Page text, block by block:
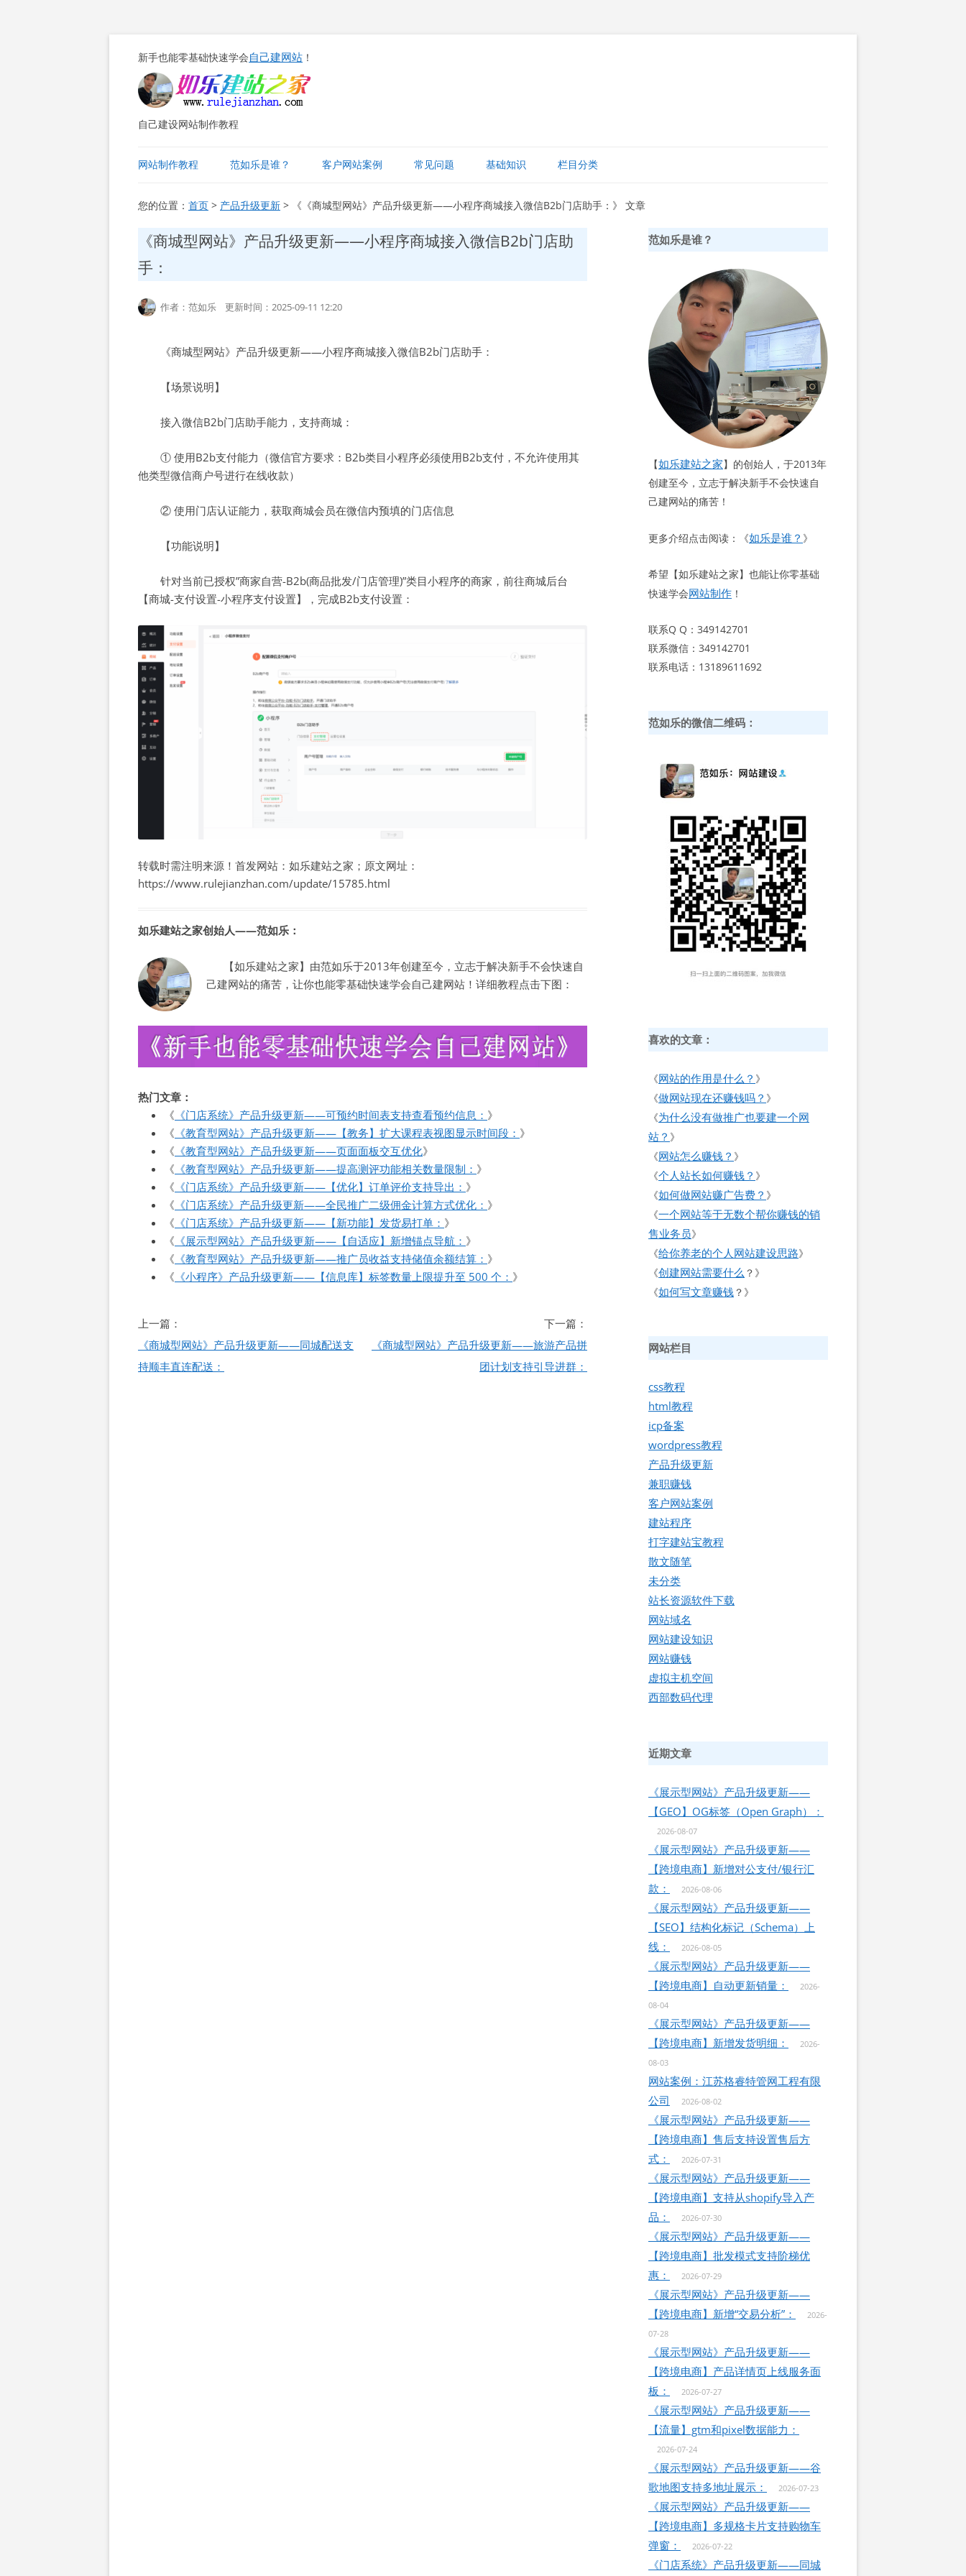
新手也能零基础快速学会自己建网站 ！
自己建设网站制作教程
至
正
网站制作教程 范如乐是谁？ 客户网站案例 常见问题 基础知识 栏目分类
CSS教程
散文随笔
您的位置： 首页 > 产品升级更新 > 《《商城型网站》产品升级更新——小程序商城接入微信B2b门店助手：》 文章
《商城型网站》产品升级更新——小程序商城接入微信B2b门店助
手：
作者：范如乐 更新时间：2025-09-11 12:20
《商城型网站》产品升级更新——小程序商城接入微信B2b门店助手：
【场景说明】
接入微信B2b门店助手能力，支持商城：
① 使用B2b支付能力（微信官方要求：B2b类目小程序必须使用B2b支付，不允许使用其
他类型微信商户号进行在线收款）
② 使用门店认证能力，获取商城会员在微信内预填的门店信息
【功能说明】
针对当前已授权”商家自营-B2b(商品批发/门店管理)”类目小程序的商家，前往商城后台
【商城-支付设置-小程序支付设置】，完成B2b支付设置：
转载时需注明来源！首发网站：如乐建站之家；原文网址：
https://www.rulejianzhan.com/update/15785.html
如乐建站之家创始人——范如乐：
【如乐建站之家】由范如乐于2013年创建至今，立志于解决新手不会快速自
己建网站的痛苦，让你也能零基础快速学会自己建网站！详细教程点击下图：
热门文章：
《 《门店系统》产品升级更新——可预约时间表支持查看预约信息： 》
《 《教育型网站》产品升级更新——【教务】扩大课程表视图显示时间段： 》
《 《教育型网站》产品升级更新——页面面板交互优化》
《 《教育型网站》产品升级更新——提高测评功能相关数量限制： 》
《 《门店系统》产品升级更新——【优化】订单评价支持导出： 》
《 《门店系统》产品升级更新——全民推广二级佣金计算方式优化： 》
《 《门店系统》产品升级更新——【新功能】发货易打单： 》
《 《展示型网站》产品升级更新——【自适应】新增锚点导航： 》
《 《教育型网站》产品升级更新——推广员收益支持储值余额结算： 》
《 《小程序》产品升级更新——【信息库】标签数量上限提升至 500 个： 》
文
章
导
上一篇：
《商城型网站》产品升级更新——同城配送支
持顺丰直连配送：
下一篇：
《商城型网站》产品升级更新——旅游产品拼
团计划支持引导进群：
范如乐是谁？
【如乐建站之家】的创始人，于2013年
创建至今，立志于解决新手不会快速自
己建网站的痛苦！
更多介绍点击阅读：《如乐是谁？ 》
希望【如乐建站之家】也能让你零基础
快速学会网站制作 ！
联系Q Q：349142701
联系微信：349142701
联系电话：13189611692
范如乐的微信二维码：
喜欢的文章：
《网站的作用是什么？ 》
《做网站现在还赚钱吗？ 》
《为什么没有做推广也要建一个网
站？ 》
《网站怎么赚钱？ 》
《个人站长如何赚钱？ 》
《如何做网站赚广告费？ 》
《一个网站等于无数个帮你赚钱的销
售业务员》
《给你养老的个人网站建设思路》
《创建网站需要什么 ？》
《如何写文章赚钱 ？》
网站栏目
css教程
html教程
icp备案
wordpress教程
产品升级更新
兼职赚钱
客户网站案例
建站程序
打字建站宝教程
散文随笔
未分类
站长资源软件下载
网站域名
网站建设知识
网站赚钱
虚拟主机空间
西部数码代理
近期文章
《展示型网站》产品升级更新——
【GEO】OG标签（Open Graph）：
2026-08-07
《展示型网站》产品升级更新——
【跨境电商】新增对公支付/银行汇
款：
2026-08-06
《展示型网站》产品升级更新——
【SEO】结构化标记（Schema）上
线：
2026-08-05
《展示型网站》产品升级更新——
【跨境电商】自动更新销量：
2026-
08-04
《展示型网站》产品升级更新——
【跨境电商】新增发货明细：
2026-
08-03
网站案例：江苏格睿特管网工程有限
公司
2026-08-02
《展示型网站》产品升级更新——
【跨境电商】售后支持设置售后方
式：
2026-07-31
《展示型网站》产品升级更新——
【跨境电商】支持从shopify导入产
品：
2026-07-30
《展示型网站》产品升级更新——
【跨境电商】批发模式支持阶梯优
惠：
2026-07-29
《展示型网站》产品升级更新——
【跨境电商】新增“交易分析”：
2026-
07-28
《展示型网站》产品升级更新——
【跨境电商】产品详情页上线服务面
板：
2026-07-27
《展示型网站》产品升级更新——
【流量】gtm和pixel数据能力：
2026-07-24
《展示型网站》产品升级更新——谷
歌地图支持多地址展示：
2026-07-23
《展示型网站》产品升级更新——
【跨境电商】多规格卡片支持购物车
弹窗：
2026-07-22
《门店系统》产品升级更新——同城